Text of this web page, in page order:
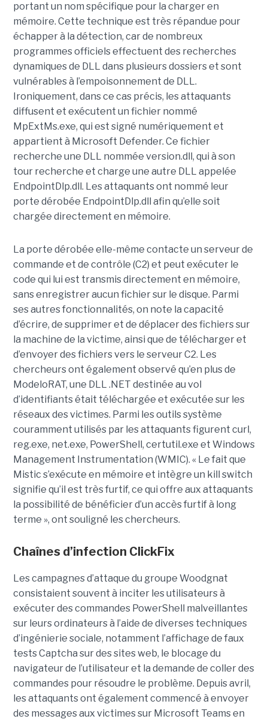
portant un nom spécifique pour la charger en
mémoire. Cette technique est très répandue pour
échapper à la détection, car de nombreux
programmes officiels effectuent des recherches
dynamiques de DLL dans plusieurs dossiers et sont
vulnérables à l’empoisonnement de DLL.
Ironiquement, dans ce cas précis, les attaquants
diffusent et exécutent un fichier nommé
MpExtMs.exe, qui est signé numériquement et
appartient à Microsoft Defender. Ce fichier
recherche une DLL nommée version.dll, qui à son
tour recherche et charge une autre DLL appelée
EndpointDlp.dll. Les attaquants ont nommé leur
porte dérobée EndpointDlp.dll afin qu’elle soit
chargée directement en mémoire.
La porte dérobée elle-même contacte un serveur de
commande et de contrôle (C2) et peut exécuter le
code qui lui est transmis directement en mémoire,
sans enregistrer aucun fichier sur le disque. Parmi
ses autres fonctionnalités, on note la capacité
d’écrire, de supprimer et de déplacer des fichiers sur
la machine de la victime, ainsi que de télécharger et
d’envoyer des fichiers vers le serveur C2. Les
chercheurs ont également observé qu’en plus de
ModeloRAT, une DLL .NET destinée au vol
d’identifiants était téléchargée et exécutée sur les
réseaux des victimes. Parmi les outils système
couramment utilisés par les attaquants figurent curl,
reg.exe, net.exe, PowerShell, certutil.exe et Windows
Management Instrumentation (WMIC). « Le fait que
Mistic s’exécute en mémoire et intègre un kill switch
signifie qu’il est très furtif, ce qui offre aux attaquants
la possibilité de bénéficier d’un accès furtif à long
terme », ont souligné les chercheurs.
Chaînes d’infection ClickFix
Les campagnes d’attaque du groupe Woodgnat
consistaient souvent à inciter les utilisateurs à
exécuter des commandes PowerShell malveillantes
sur leurs ordinateurs à l’aide de diverses techniques
d’ingénierie sociale, notamment l’affichage de faux
tests Captcha sur des sites web, le blocage du
navigateur de l’utilisateur et la demande de coller des
commandes pour résoudre le problème. Depuis avril,
les attaquants ont également commencé à envoyer
des messages aux victimes sur Microsoft Teams en